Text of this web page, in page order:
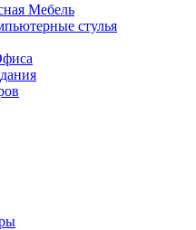
Мебель
стулья